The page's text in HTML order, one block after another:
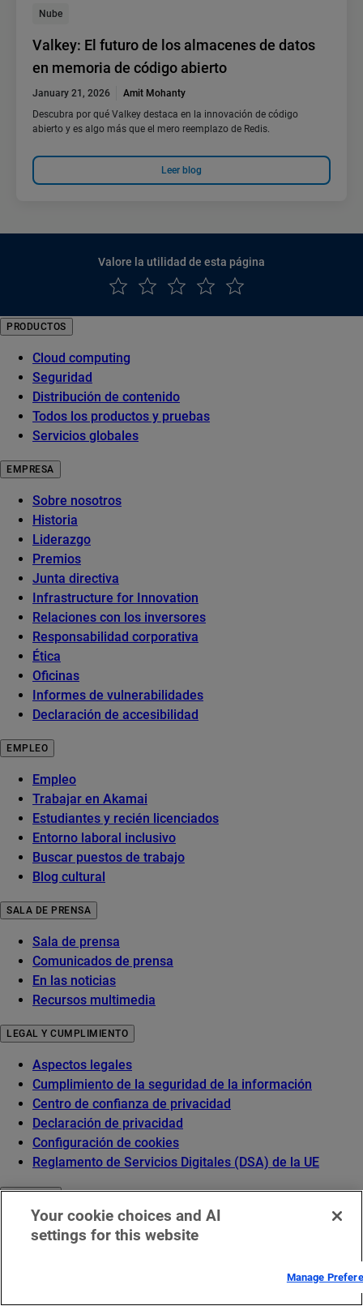
Nube
Valkey: El futuro de los almacenes de datos
en memoria de código abierto
January 21, 2026
Amit Mohanty
Descubra por qué Valkey destaca en la innovación de código
abierto y es algo más que el mero reemplazo de Redis.
Leer blog
Valore la utilidad de esta página
PRODUCTOS
Cloud computing
Seguridad
Distribución de contenido
Todos los productos y pruebas
Servicios globales
EMPRESA
Sobre nosotros
Historia
Liderazgo
Premios
Junta directiva
Infrastructure for Innovation
Relaciones con los inversores
Responsabilidad corporativa
Ética
Oficinas
Informes de vulnerabilidades
Declaración de accesibilidad
EMPLEO
Empleo
Trabajar en Akamai
Estudiantes y recién licenciados
Entorno laboral inclusivo
Buscar puestos de trabajo
Blog cultural
SALA DE PRENSA
Sala de prensa
Comunicados de prensa
En las noticias
Recursos multimedia
LEGAL Y CUMPLIMIENTO
Aspectos legales
Cumplimiento de la seguridad de la información
Centro de confianza de privacidad
Declaración de privacidad
Configuración de cookies
Reglamento de Servicios Digitales (DSA) de la UE
¿Qué es la seguridad de API?
¿Qué es una CDN?
Your cookie choices and AI
settings for this website
Manage